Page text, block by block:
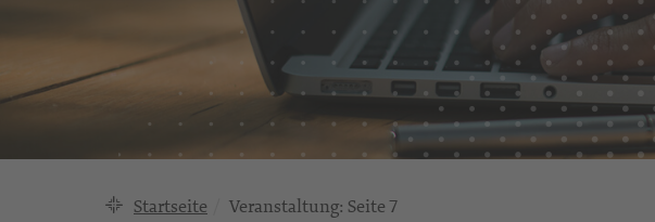
Startseite Veranstaltung: Seite 7